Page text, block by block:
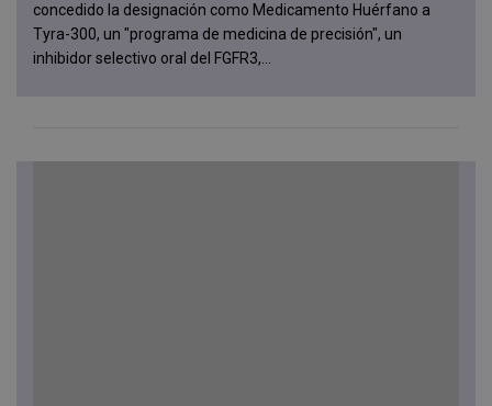
concedido la designación como Medicamento Huérfano a
Tyra-300, un "programa de medicina de precisión", un
inhibidor selectivo oral del FGFR3,...